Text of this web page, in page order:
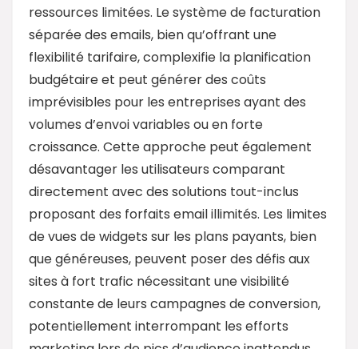
ressources limitées. Le système de facturation
séparée des emails, bien qu’offrant une
flexibilité tarifaire, complexifie la planification
budgétaire et peut générer des coûts
imprévisibles pour les entreprises ayant des
volumes d’envoi variables ou en forte
croissance. Cette approche peut également
désavantager les utilisateurs comparant
directement avec des solutions tout-inclus
proposant des forfaits email illimités. Les limites
de vues de widgets sur les plans payants, bien
que généreuses, peuvent poser des défis aux
sites à fort trafic nécessitant une visibilité
constante de leurs campagnes de conversion,
potentiellement interrompant les efforts